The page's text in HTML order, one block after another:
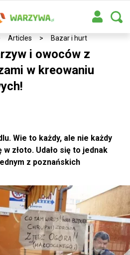
Articles > Bazar i hurt
i owoców z
w kreowaniu
Wie to każdy, ale nie każdy
złoto. Udało się to jednak
z poznańskich